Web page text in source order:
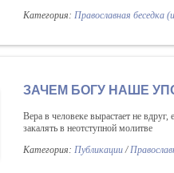
Категория: Православная беседка
ЗАЧЕМ БОГУ НАШЕ
Вера в человеке вырастает не вдруг,
закалять в неотступной молитве
Категория: Публикации/